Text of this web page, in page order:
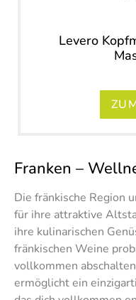
Levero
Franken –
Die fränkische Region
für ihre attraktive
ihre kulinarischen
fränkischen Weine
vollkommen
ermöglicht ein